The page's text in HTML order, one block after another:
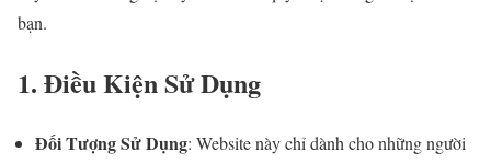
bạn.
1. Điều Kiện Sử Dụng
Đối Tượng Sử Dụng: Website này chỉ dành cho những người